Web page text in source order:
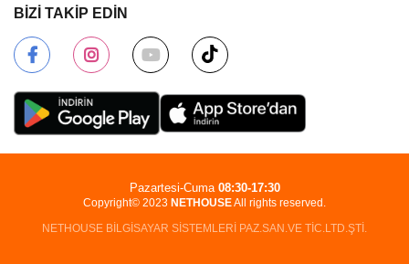
BİZİ TAKİP EDİN
Copyright© 2023 NETHOUSEAll rights reserved.
NETHOUSE BİLGİSAYAR SİSTEMLERİ PAZ.SAN.VE TİC.LTD.ŞTİ.
Pazartesi-Cuma 08:30-17:30